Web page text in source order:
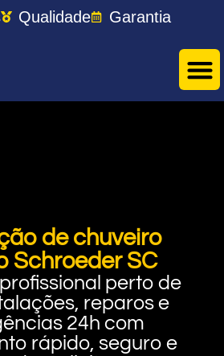
Qualidade Garantia
de chuveiro
Schroeder SC
perto de
reparos e
24h com
rápido, seguro e